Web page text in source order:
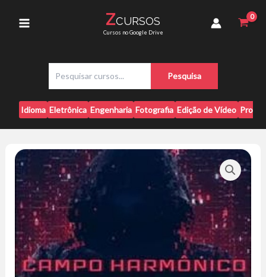
Menu
ZCURSOS
Cursos no Google Drive
s
q
u
i
a
Pesquisa
Idioma Eletrônica Engenharia Fotografia Edição de Vídeo
Gidi